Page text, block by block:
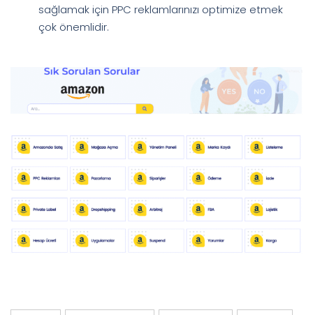
sağlamak için PPC reklamlarınızı optimize etmek
çok önemlidir.